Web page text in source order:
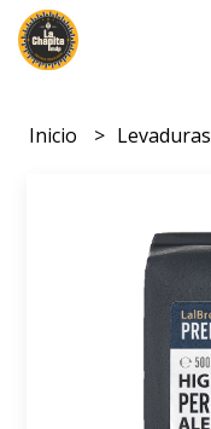
Inicio Levaduras